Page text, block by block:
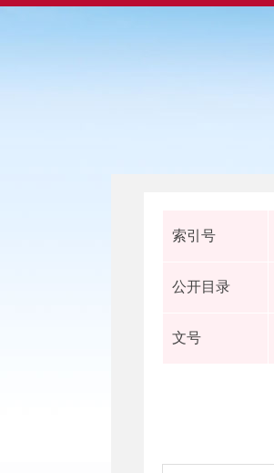
索引号
公开目录
文号